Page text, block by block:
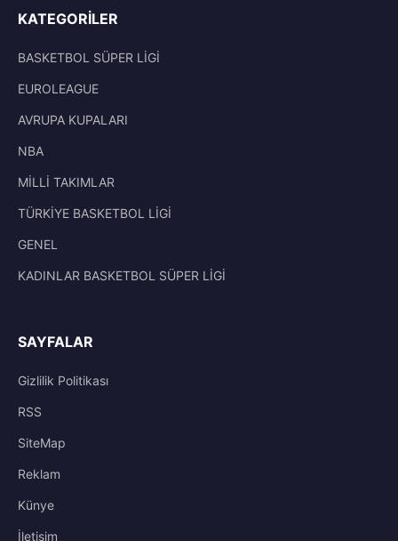
KATEGORILER
BASKETBOL SÜPER LİGİ
EUROLEAGUE
AVRUPA KUPALARI
NBA
MİLLİ TAKIMLAR
TÜRKİYE BASKETBOL LİGİ
GENEL
KADINLAR BASKETBOL SÜPER LİGİ
SAYFALAR
Gizlilik Politikası
RSS
SiteMap
Reklam
Künye
İletisim